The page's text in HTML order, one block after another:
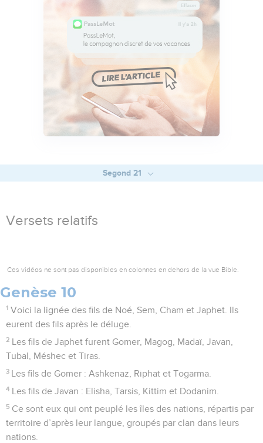
Segond 21
Versets relatifs
Ces vidéos ne sont pas disponibles en colonnes en dehors de la vue Bible.
Genèse 10
1 Voici la lignée des fils de Noé, Sem, Cham et Japhet. Ils
eurent des fils après le déluge.
2
Les fils de Japhet furent Gomer, Magog, Madaï, Javan,
Tubal, Méshec et Tiras.
3 Les fils de Gomer : Ashkenaz, Riphat et Togarma.
4 Les fils de Javan : Elisha, Tarsis, Kittim et Dodanim.
5 Ce sont eux qui ont peuplé les îles des nations, répartis par
territoire d’après leur langue, groupés par clan dans leurs
nations.